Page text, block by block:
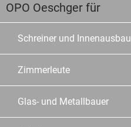
OPO Oeschger für
Schreiner und Innenausbau
Zimmerleute
Glas- und Metallbauer